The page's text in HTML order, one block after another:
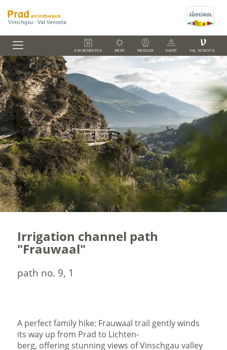
EVENEMENTEN WEER WEBCAM KAART
V
VAL VENOSTA
Irrigation channel path
"Frauwaal"
path no. 9, 1
A perfect family hike: Frauwaal trail gently winds
its way up from Prad to Lichten-
berg, offering stunning views of Vinschgau valley